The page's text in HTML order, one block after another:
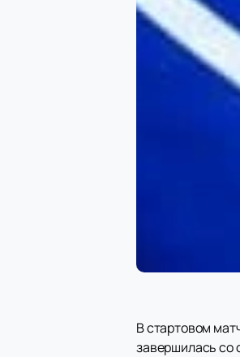
В стартовом
завершилась со